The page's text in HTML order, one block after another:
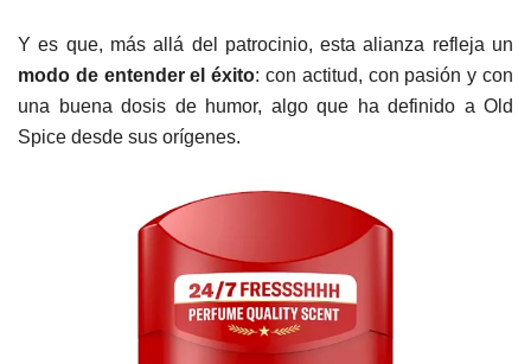
Y es que, más allá del patrocinio, esta alianza refleja un
modo de entender el éxito: con actitud, con pasión y con
una buena dosis de humor, algo que ha definido a Old
Spice desde sus orígenes.